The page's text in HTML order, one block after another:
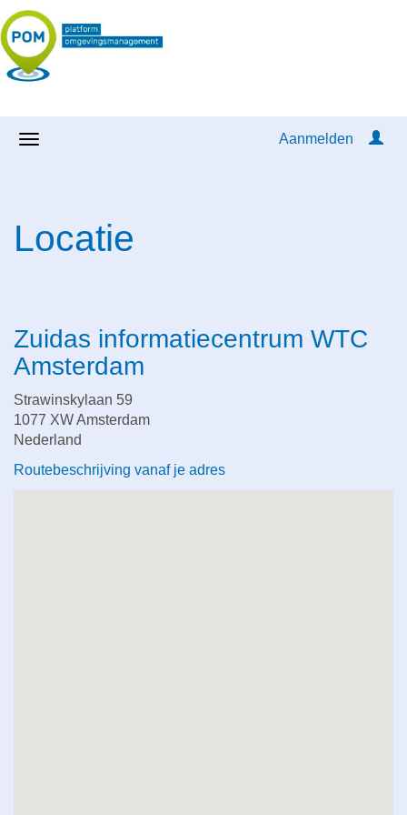
Aanmelden
Locatie
Zuidas informatiecentrum WTC
Amsterdam
Strawinskylaan 59
1077 XW Amsterdam
Nederland
Routebeschrijving vanaf je adres